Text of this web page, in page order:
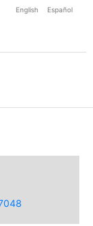
English Español